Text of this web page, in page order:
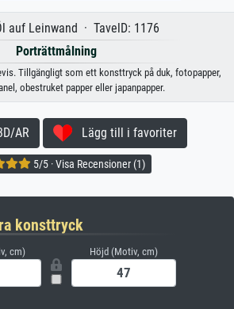
auf Leinwand · TavelD: 1176
Porträttmålning
Tillgängligt som ett konsttryck på duk, fotopapper,
obestruket papper eller japanpapper.
AR Lägg till i favoriter
5/5 · Visa Recensioner (1)
konsttryck
cm) Höjd (Motiv, cm)